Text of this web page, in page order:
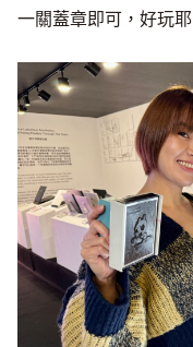
一關蓋章即可，好玩耶